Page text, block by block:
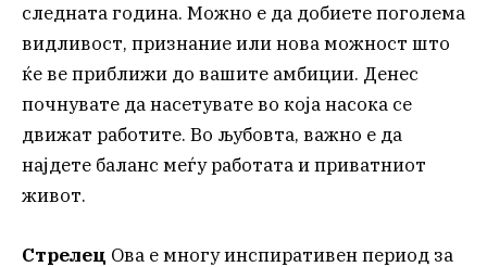
следната година. Можно е да добиете поголема
видливост, признание или нова можност што
ќе ве приближи до вашите амбиции. Денес
почнувате да насетувате во која насока се
движат работите. Во љубовта, важно е да
најдете баланс меѓу работата и приватниот
живот.
Стрелец Ова е многу инспиративен период за